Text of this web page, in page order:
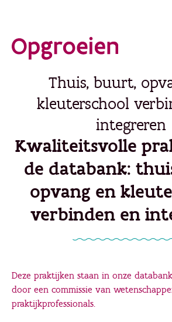
direct
hoofdinhoud
Main
navigationThuis, buurt,
kleuterschool
integreren
Kwaliteitsvolle
de databank:
opvang en
verbinden en
Deze praktijken staan in onze
door een commissie van
praktijkprofessionals.